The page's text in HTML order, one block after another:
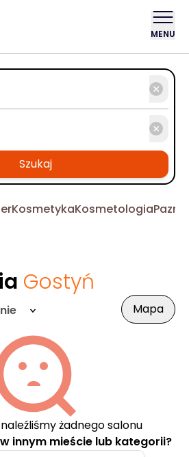
MENU
Szukaj
KosmetykaKosmetologia
Gostyń
Mapa
żadnego salonu
innym mieście lub kategorii?